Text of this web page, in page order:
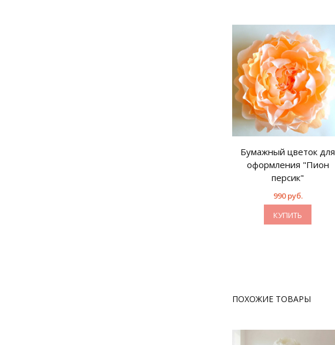
Бумажный цветок для
оформления "Пион
персик"
990 руб.
КУПИТЬ
ПОХОЖИЕ ТОВАРЫ